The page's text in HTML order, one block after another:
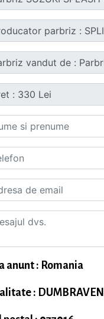
anunt : Romania
: